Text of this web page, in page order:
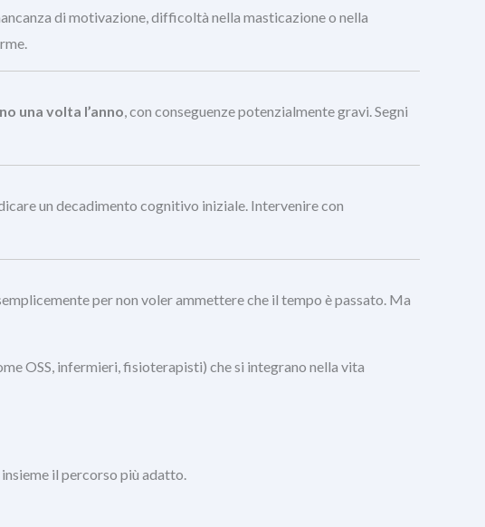
di motivazione, difficoltà nella masticazione o nella
una volta l’anno, con conseguenze potenzialmente gravi. Segni
un decadimento cognitivo iniziale. Intervenire con
per non voler ammettere che il tempo è passato. Ma
OSS, infermieri, fisioterapisti) che si integrano nella vita
il percorso più adatto.